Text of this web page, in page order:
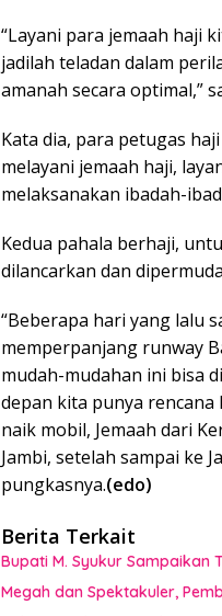
“Layani para jemaah haji
jadilah teladan dalam
amanah secara optimal,”
Kata dia, para petugas
melayani jemaah haji,
melaksanakan ibadah-
Kedua pahala berhaji,
dilancarkan dan
“Beberapa hari yang lalu
memperpanjang runway
mudah-mudahan ini bisa
depan kita punya
naik mobil, Jemaah dari
Jambi, setelah sampai ke
pungkasnya.(edo)
Berita Terkait
Bupati M. Syukur Sampaikan
Megah dan Spektakuler,